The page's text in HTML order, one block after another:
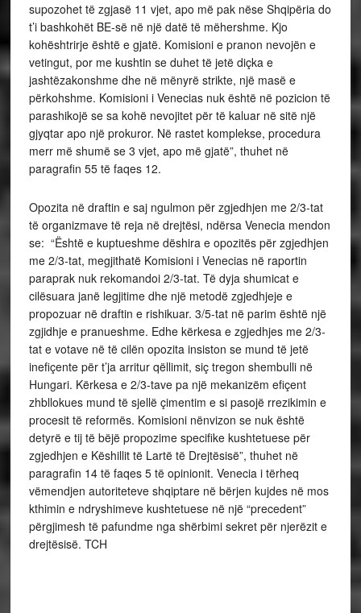
supozohet të zgjasë 11 vjet, apo më pak nëse Shqipëria do
t’i bashkohët BE-së në një datë të mëhershme. Kjo
kohështrirje është e gjatë. Komisioni e pranon nevojën e
vetingut, por me kushtin se duhet të jetë diçka e
jashtëzakonshme dhe në mënyrë strikte, një masë e
përkohshme. Komisioni i Venecias nuk është në pozicion të
parashikojë se sa kohë nevojitet për të kaluar në sitë një
gjyqtar apo një prokuror. Në rastet komplekse, procedura
merr më shumë se 3 vjet, apo më gjatë”, thuhet në
paragrafin 55 të faqes 12.
Opozita në draftin e saj ngulmon për zgjedhjen me 2/3-tat
të organizmave të reja në drejtësi, ndërsa Venecia mendon
se: “Është e kuptueshme dëshira e opozitës për zgjedhjen
me 2/3-tat, megjithatë Komisioni i Venecias në raportin
paraprak nuk rekomandoi 2/3-tat. Të dyja shumicat e
cilësuara janë legjitime dhe një metodë zgjedhjeje e
propozuar në draftin e rishikuar. 3/5-tat në parim është një
zgjidhje e pranueshme. Edhe kërkesa e zgjedhjes me 2/3-
tat e votave në të cilën opozita insiston se mund të jetë
inefiçente për t’ja arritur qëllimit, siç tregon shembulli në
Hungari. Kërkesa e 2/3-tave pa një mekanizëm efiçent
zhbllokues mund të sjellë çimentim e si pasojë rrezikimin e
procesit të reformës. Komisioni nënvizon se nuk është
detyrë e tij të bëjë propozime specifike kushtetuese për
zgjedhjen e Këshillit të Lartë të Drejtësisë”, thuhet në
paragrafin 14 të faqes 5 të opinionit. Venecia i tërheq
vëmendjen autoriteteve shqiptare në bërjen kujdes në mos
kthimin e ndryshimeve kushtetuese në një “precedent”
përgjimesh të pafundme nga shërbimi sekret për njerëzit e
drejtësisë. TCH